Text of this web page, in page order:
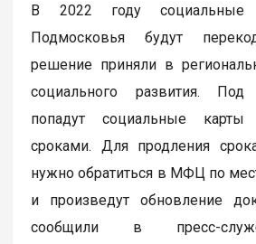
В 2022 году социальные
Подмосковья будут
решение приняли в
социального развития. Под
попадут социальные
сроками. Для продления
нужно обратиться в МФЦ по
и произведут обновление
сообщили в пресс-